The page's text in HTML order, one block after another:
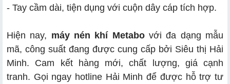
- Tay cầm dài, tiện dụng với cuộn dây cáp tích hợp.
Hiện nay, máy nén khí Metabovới đa dạng mẫu
mã, công suất đang được cung cấp bởi Siêu thị Hải
Minh. Cam kết hàng mới, chất lượng, giá cạnh
tranh. Gọi ngay hotline Hải Minh để được hỗ trợ tư